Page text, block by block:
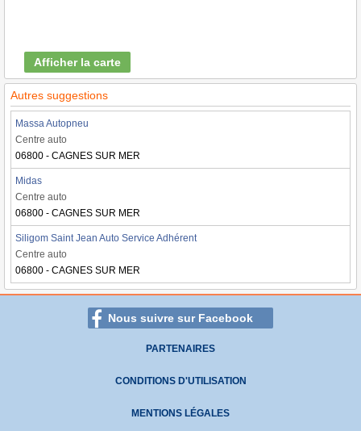
Afficher la carte
Autres suggestions
Massa Autopneu
Centre auto
06800 - CAGNES SUR MER
Midas
Centre auto
06800 - CAGNES SUR MER
Siligom Saint Jean Auto Service Adhérent
Centre auto
06800 - CAGNES SUR MER
Nous suivre sur Facebook
PARTENAIRES
CONDITIONS D'UTILISATION
MENTIONS LÉGALES